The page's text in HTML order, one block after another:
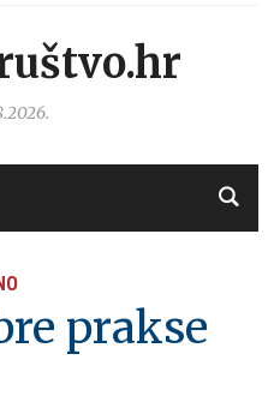
prakse